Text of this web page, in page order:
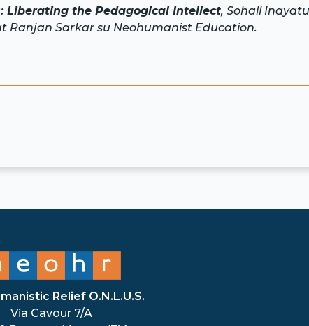
Liberating the Pedagogical Intellect, Sohail
Ranjan Sarkar su Neohumanist Education.
Relief O.N.L.U.S.
Via Cavour 7/A